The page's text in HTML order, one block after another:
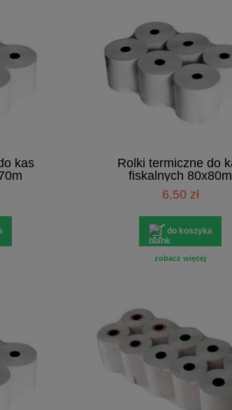
kas
Rolki termiczne do
fiskalnych 80x80m
6,50 zł
do koszyka
zobacz więcej